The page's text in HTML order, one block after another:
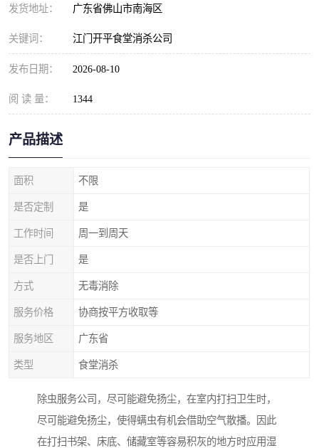
发货地址： 广东省佛山市南海区
关键词： 江门开平食堂消杀公司
发布日期： 2026-08-10
阅 读 量： 1344
产品描述
面积 不限
是否定制 是
工作时间 周一到周天
是否上门 是
方式 无毒消除
服务价格 协商按平方收取等
服务地区 广东省
类型 食堂消杀
除虫服务公司，尽可能避免扬尘，在室内打扫卫生时，
尽可能避免扬尘，使得螨虫有机会借助空气散播。因此
在打扫书架、床底、储藏室等容易积灰的地方时应用湿